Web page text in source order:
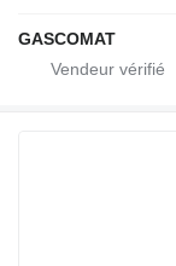
GASCOMAT